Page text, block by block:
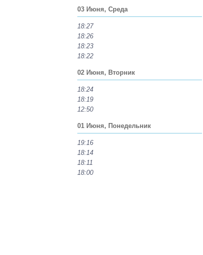
03 Июня, Среда
18:27
18:26
18:23
18:22
02 Июня, Вторник
18:24
18:19
12:50
01 Июня, Понедельник
19:16
18:14
18:11
18:00